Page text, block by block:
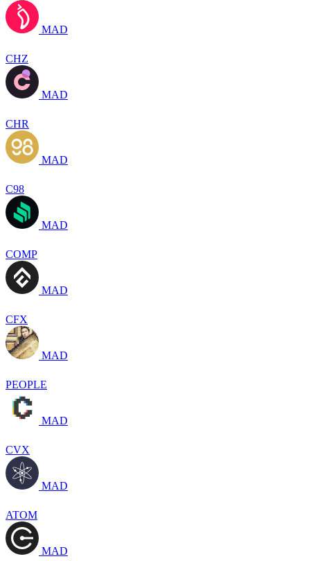
MAD
CHZ
MAD
CHR
MAD
C98
MAD
COMP
MAD
CFX
MAD
PEOPLE
MAD
CVX
MAD
ATOM
MAD